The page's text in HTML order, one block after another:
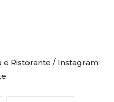
Ristorante / Instagram: